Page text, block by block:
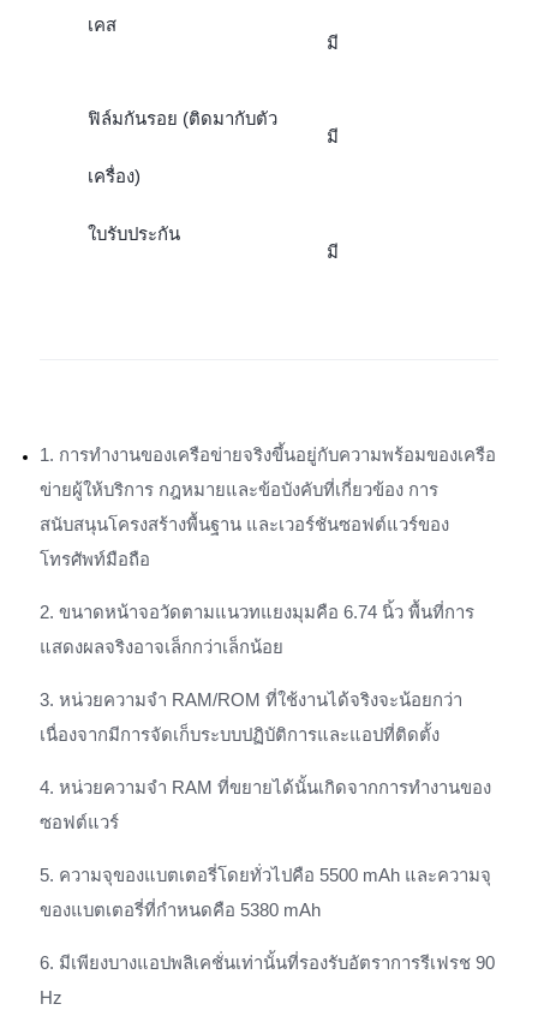
เคส
มี
ฟิล์มกันรอย (ติดมากับตัว
เครื่อง)
มี
ใบรับประกัน
มี
1. การทำงานของเครือข่ายจริงขึ้นอยู่กับความพร้อมของเครือ
ข่ายผู้ให้บริการ กฎหมายและข้อบังคับที่เกี่ยวข้อง การ
สนับสนุนโครงสร้างพื้นฐาน และเวอร์ชันซอฟต์แวร์ของ
โทรศัพท์มือถือ
2. ขนาดหน้าจอวัดตามแนวทแยงมุมคือ 6.74 นิ้ว พื้นที่การ
แสดงผลจริงอาจเล็กกว่าเล็กน้อย
3. หน่วยความจำ RAM/ROM ที่ใช้งานได้จริงจะน้อยกว่า
เนื่องจากมีการจัดเก็บระบบปฏิบัติการและแอปที่ติดตั้ง
4. หน่วยความจำ RAM ที่ขยายได้นั้นเกิดจากการทำงานของ
ซอฟต์แวร์
5. ความจุของแบตเตอรี่โดยทั่วไปคือ 5500 mAh และความจุ
ของแบตเตอรี่ที่กำหนดคือ 5380 mAh
6. มีเพียงบางแอปพลิเคชั่นเท่านั้นที่รองรับอัตราการรีเฟรช 90
Hz